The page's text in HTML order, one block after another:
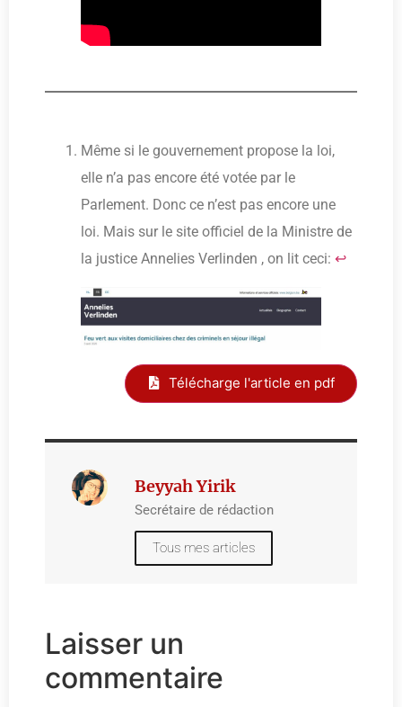
Même si le gouvernement propose la loi,
elle n’a pas encore été votée par le
Parlement. Donc ce n’est pas encore une
loi. Mais sur le site officiel de la Ministre de
la justice Annelies Verlinden , on lit ceci: ↩︎
Télécharge l'article en pdf
Beyyah Yirik
Secrétaire de rédaction
Tous mes articles
Laisser un
commentaire